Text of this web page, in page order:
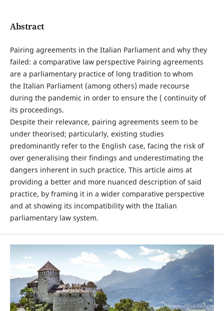
Abstract
Pairing agreements in the Italian Parliament and why they
failed: a comparative law perspective Pairing agreements
are a parliamentary practice of long tradition to whom
the Italian Parliament (among others) made recourse
during the pandemic in order to ensure the ( continuity of
its proceedings.
Despite their relevance, pairing agreements seem to be
under theorised; particularly, existing studies
predominantly refer to the English case, facing the risk of
over generalising their findings and underestimating the
dangers inherent in such practice. This article aims at
providing a better and more nuanced description of said
practice, by framing it in a wider comparative perspective
and at showing its incompatibility with the Italian
parliamentary law system.